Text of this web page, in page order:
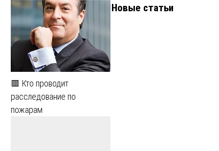
🟥 Кто проводит
расследование по
пожарам
Новые статьи